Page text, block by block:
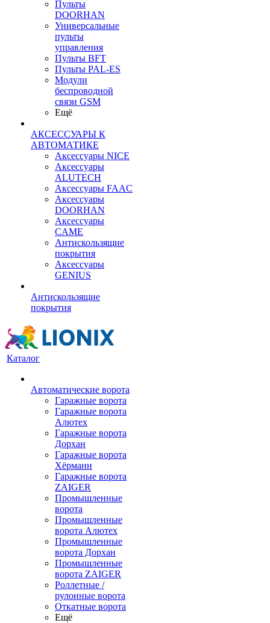
Пульты
DOORHAN
Универсальные
пульты
управления
Пульты BFT
Пульты PAL-ES
Модули
беспроводной
связи GSM
Ещё
АКСЕССУАРЫ К
АВТОМАТИКЕ
Аксессуары NICE
Аксессуары
ALUTECH
Аксессуары FAAC
Аксессуары
DOORHAN
Аксессуары
CAME
Антискользящие
покрытия
Аксессуары
GENIUS
Антискользящие
покрытия
Каталог
Автоматические ворота
Гаражные ворота
Гаражные ворота
Алютех
Гаражные ворота
Дорхан
Гаражные ворота
Хёрманн
Гаражные ворота
ZAIGER
Промышленные
ворота
Промышленные
ворота Алютех
Промышленные
ворота Дорхан
Промышленные
ворота ZAIGER
Роллетные /
рулонные ворота
Откатные ворота
Ещё